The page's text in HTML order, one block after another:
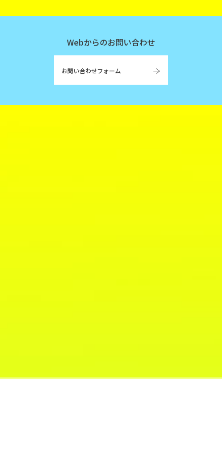
Webからのお問い合わせ
お問い合わせフォーム